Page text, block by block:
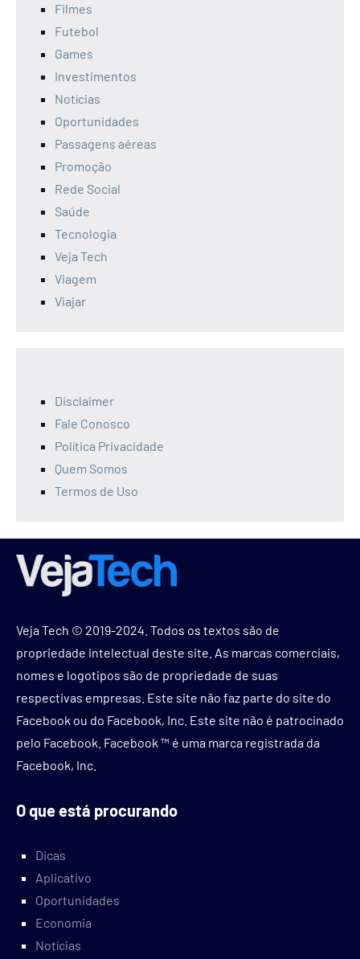
Filmes
Futebol
Games
Investimentos
Notícias
Oportunidades
Passagens aéreas
Promoção
Rede Social
Saúde
Tecnologia
Veja Tech
Viagem
Viajar
Disclaimer
Fale Conosco
Política Privacidade
Quem Somos
Termos de Uso
Veja Tech © 2019-2024. Todos os textos são de
propriedade intelectual deste site. As marcas comerciais,
nomes e logotipos são de propriedade de suas
respectivas empresas. Este site não faz parte do site do
Facebook ou do Facebook, Inc. Este site não é patrocinado
pelo Facebook. Facebook ™ é uma marca registrada da
Facebook, Inc.
O que está procurando
Dicas
Aplicativo
Oportunidades
Economia
Notícias